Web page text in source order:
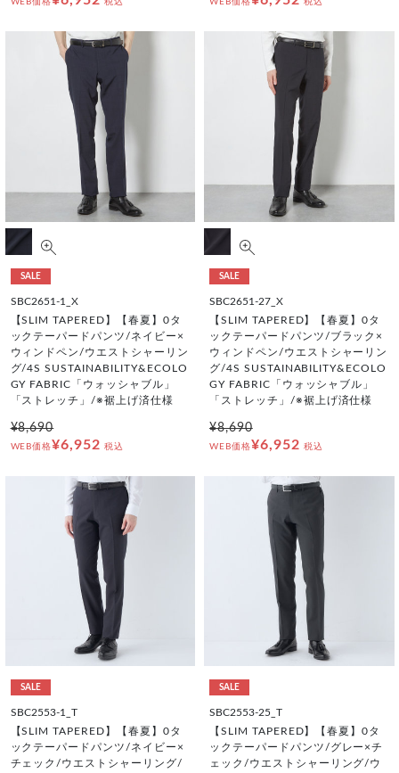
WEB価格 税込 WEB価格 税込
SALE
SBC2651-1_X
【SLIM TAPERED】【春夏】0タ
ックテーパードパンツ/ネイビー×
ウィンドペン/ウエストシャーリン
グ/4S SUSTAINABILITY&ECOLO
GY FABRIC「ウォッシャブル」
「ストレッチ」/※裾上げ済仕様
¥8,690
WEB価格¥6,952 税込
SALE
SBC2651-27_X
【SLIM TAPERED】【春夏】0タ
ックテーパードパンツ/ブラック×
ウィンドペン/ウエストシャーリン
グ/4S SUSTAINABILITY&ECOLO
GY FABRIC「ウォッシャブル」
「ストレッチ」/※裾上げ済仕様
¥8,690
WEB価格¥6,952 税込
SALE
SBC2553-1_T
【SLIM TAPERED】【春夏】0タ
ックテーパードパンツ/ネイビー×
チェック/ウエストシャーリング/
SALE
SBC2553-25_T
【SLIM TAPERED】【春夏】0タ
ックテーパードパンツ/グレー×チ
ェック/ウエストシャーリング/ウ